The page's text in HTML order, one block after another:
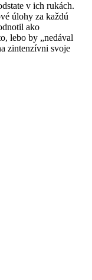
v ich rukách.
úlohy za každú
ako
lebo by „nedával
zintenzívni svoje